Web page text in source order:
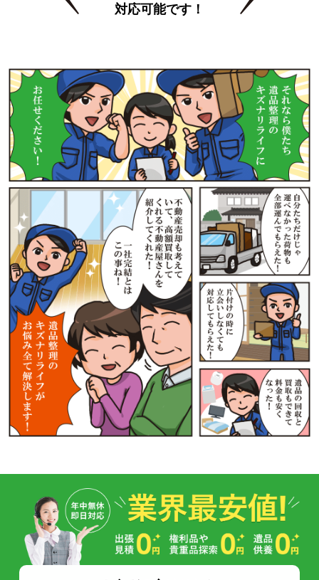
対応可能です！